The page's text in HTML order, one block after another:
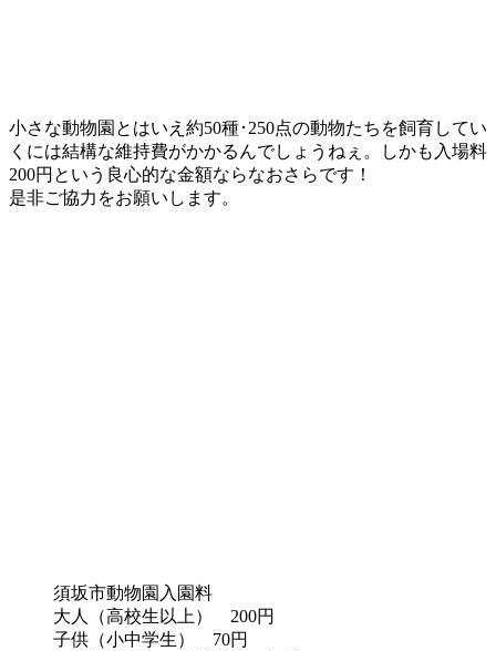
小さな動物園とはいえ約50種･250点の動物たちを飼育してい
くには結構な維持費がかかるんでしょうねぇ。しかも入場料
200円という良心的な金額ならなおさらです！
是非ご協力をお願いします。
須坂市動物園入園料
大人（高校生以上） 200円
子供（小中学生） 70円